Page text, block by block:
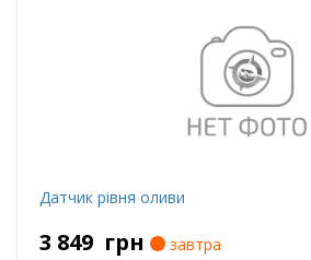
Датчик рiвня оливи
3 849 грн
завтра